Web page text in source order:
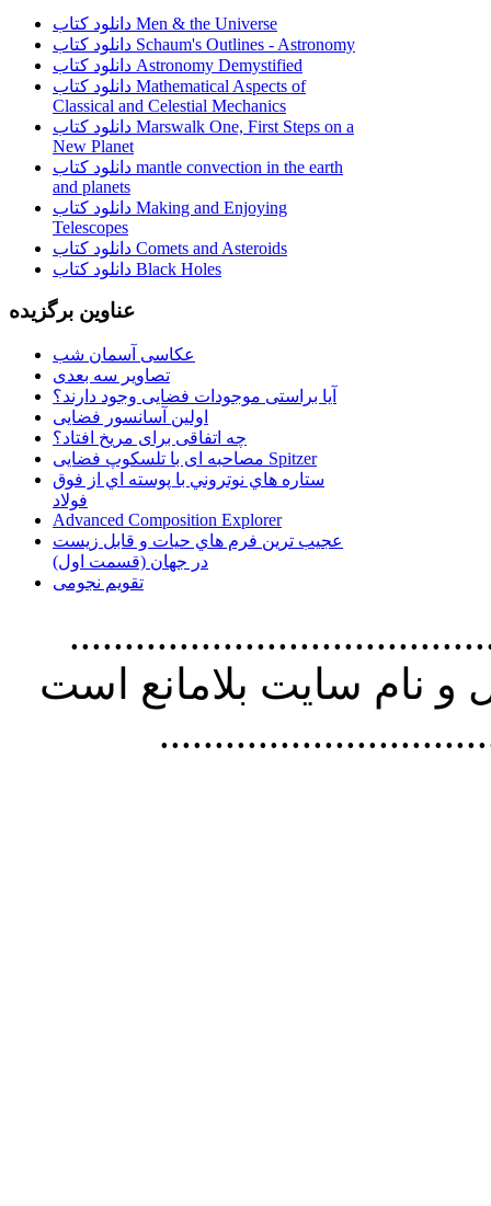
دانلود کتاب Men & the Universe
دانلود کتاب Schaum's Outlines - Astronomy
دانلود کتاب Astronomy Demystified
دانلود کتاب Mathematical Aspects of
Classical and Celestial Mechanics
دانلود کتاب Marswalk One, First Steps on a
New Planet
دانلود کتاب mantle convection in the earth
and planets
دانلود کتاب Making and Enjoying
Telescopes
دانلود کتاب Comets and Asteroids
دانلود کتاب Black Holes
عناوین برگزیده
عکاسی آسمان شب
تصاویر سه بعدی
آیا براستی موجودات فضایی وجود دارند؟
اولین آسانسور فضایی
چه اتفاقی برای مریخ افتاد؟
مصاحبه ای با تلسکوپ فضایی Spitzer
ستاره هاي نوتروني با پوسته اي از فوق
فولاد
Advanced Composition Explorer
عجیب ترین فرم هاي حيات و قابل زيست
در جهان (قسمت اول)
تقویم نجومی
استفاده از
نام سايت بلامانع است